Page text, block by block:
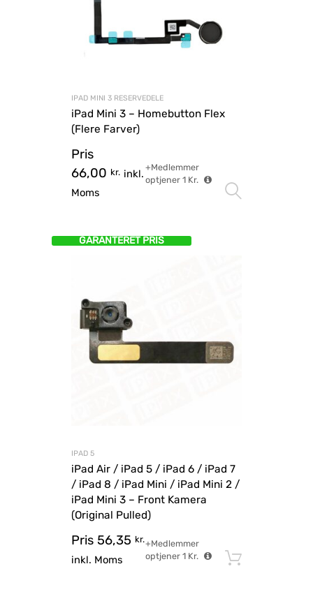
IPAD MINI 3 RESERVEDELE
iPad Mini 3 – Homebutton Flex
(Flere Farver)
Pris
66,00 kr. inkl.
Moms
+Medlemmer
optjener1 Kr.
GARANTERET PRIS
IPAD 5
iPad Air / iPad 5 / iPad 6 / iPad 7
/ iPad 8 / iPad Mini / iPad Mini 2 /
iPad Mini 3 – Front Kamera
(Original Pulled)
Pris 56,35 kr.
inkl. Moms
+Medlemmer
optjener 1Kr.